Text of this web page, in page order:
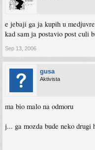
e jebaji ga ja kupih u
kad sam ja postavio post culi
Sep 13, 2006
gusa
Aktivista
ma bio malo na odmoru
j... ga mozda bude neko drugi